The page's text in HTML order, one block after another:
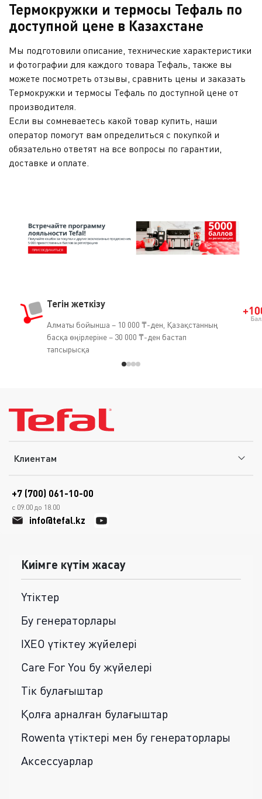
Термокружки и термосы Тефаль по
доступной цене в Казахстане
Мы подготовили описание, технические характеристики
и фотографии для каждого товара Тефаль, также вы
можете посмотреть отзывы, сравнить цены и заказать
Термокружки и термосы Тефаль по доступной цене от
производителя.
Если вы сомневаетесь какой товар купить, наши
оператор помогут вам определиться с покупкой и
обязательно ответят на все вопросы по гарантии,
доставке и оплате.
Тегін жеткізу
Алматы бойынша – 10 000 ₸-ден, Қазақстанның
басқа өңірлеріне – 30 000 ₸-ден бастап
тапсырысқа
Клиентам
+7 (700) 061-10-00
с 09.00 до 18.00
info@tefal.kz
Киімге күтім жасау
Үтіктер
Бу генераторлары
IXEO үтіктеу жүйелері
Care For You бу жүйелері
Тік булағыштар
Қолға арналған булағыштар
Rowenta үтіктері мен бу генераторлары
Аксессуарлар